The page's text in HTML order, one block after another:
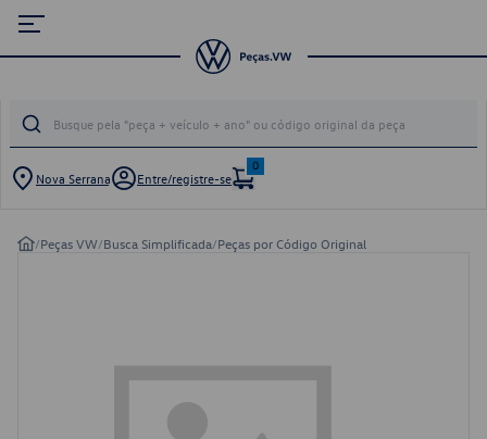
Nova Serrana Entre/registre-se
0
/Peças VW/Busca Simplificada/Peças por Código Original